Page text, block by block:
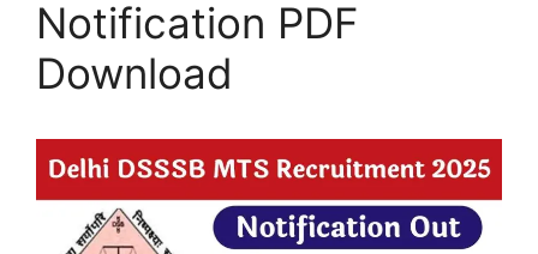
Notification PDF
Download